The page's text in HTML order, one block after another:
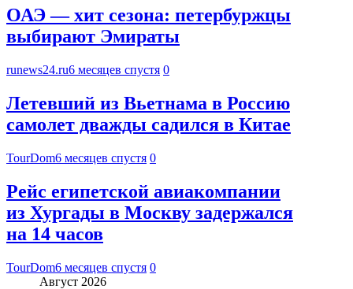
ОАЭ — хит сезона: петербуржцы
выбирают Эмираты
runews24.ru6 месяцев спустя 0
Летевший из Вьетнама в Россию
самолет дважды садился в Китае
TourDom6 месяцев спустя 0
Рейс египетской авиакомпании
из Хургады в Москву задержался
на 14 часов
TourDom6 месяцев спустя 0
Август 2026